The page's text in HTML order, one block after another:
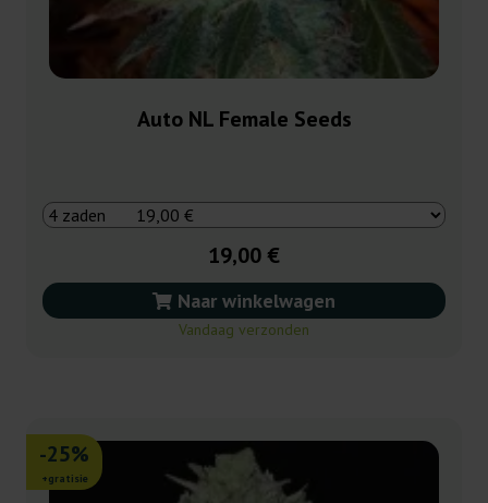
Auto NL Female Seeds
19,00 €
Naar winkelwagen
Vandaag verzonden
-25%
+gratisie